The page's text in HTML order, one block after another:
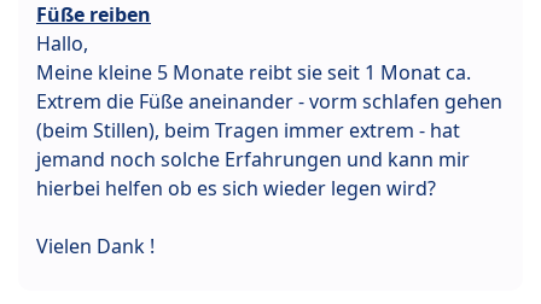
Füße reiben
Hallo,
Meine kleine 5 Monate reibt sie seit 1 Monat ca.
Extrem die Füße aneinander - vorm schlafen gehen
(beim Stillen), beim Tragen immer extrem - hat
jemand noch solche Erfahrungen und kann mir
hierbei helfen ob es sich wieder legen wird?
Vielen Dank !